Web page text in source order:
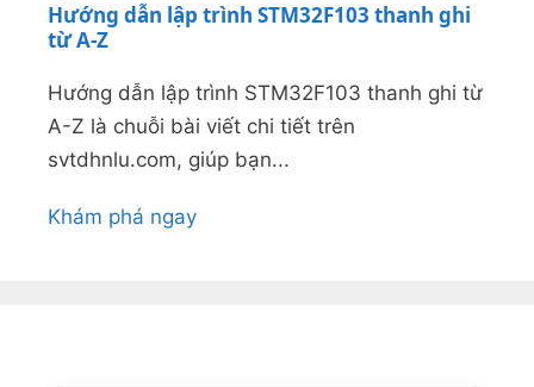
Hướng dẫn lập trình STM32F103 thanh ghi
từ A-Z
Hướng dẫn lập trình STM32F103 thanh ghi từ
A-Z là chuỗi bài viết chi tiết trên
svtdhnlu.com, giúp bạn...
Khám phá ngay